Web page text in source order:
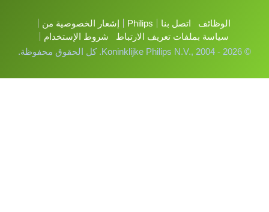
الوظائف اتصل بنا Philips
إشعار الخصوصية من
سياسة بملفات تعريف الارتباط
شروط الإستخدام
© Koninklijke Philips N.V., 2004 - 2026. كل الحقوق محفوظة.